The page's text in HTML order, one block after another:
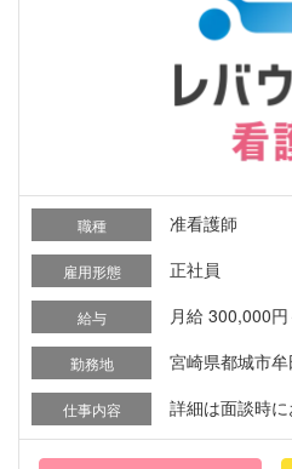
職種 准看護師
雇用形態 正社員
給与 月給 300,000円
勤務地 宮崎県都城市
仕事内容 詳細は面談時に